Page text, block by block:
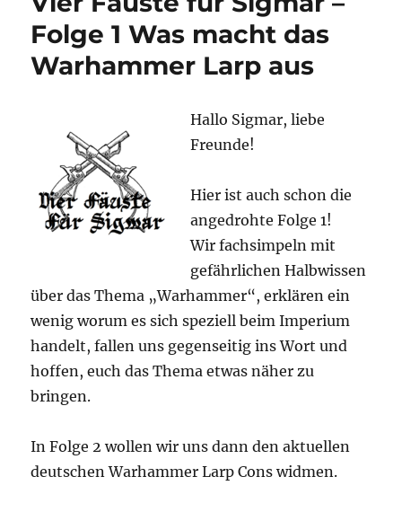
Folge
2
Epic
Highlights
und
deutschsprachigen
Gruppen
Folge 1 Was macht das
Warhammer Larp aus
Hallo Sigmar, liebe
Freunde!
Hier ist auch schon die
angedrohte Folge 1!
Wir fachsimpeln mit
gefährlichen Halbwissen
über das Thema „Warhammer“, erklären ein
wenig worum es sich speziell beim Imperium
handelt, fallen uns gegenseitig ins Wort und
hoffen, euch das Thema etwas näher zu
bringen.
In Folge 2 wollen wir uns dann den aktuellen
deutschen Warhammer Larp Cons widmen.